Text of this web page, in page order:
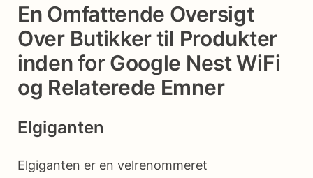
En Omfattende Oversigt
Over Butikker til Produkter
inden for Google Nest WiFi
og Relaterede Emner
Elgiganten
Elgiganten er en velrenommeret